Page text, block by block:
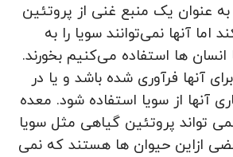
به عنوان یک منبع غنی از پروتئین
اما آنها نمی‌توانند سویا را به
ها استفاده می‌کنیم بخورند.
برای آنها فرآوری شده باشد و یا در
آنها از سویا استفاده شود. معده
تواند پروتئین گیاهی مثل سویا
ازاین حیوان ها هستند که نمی